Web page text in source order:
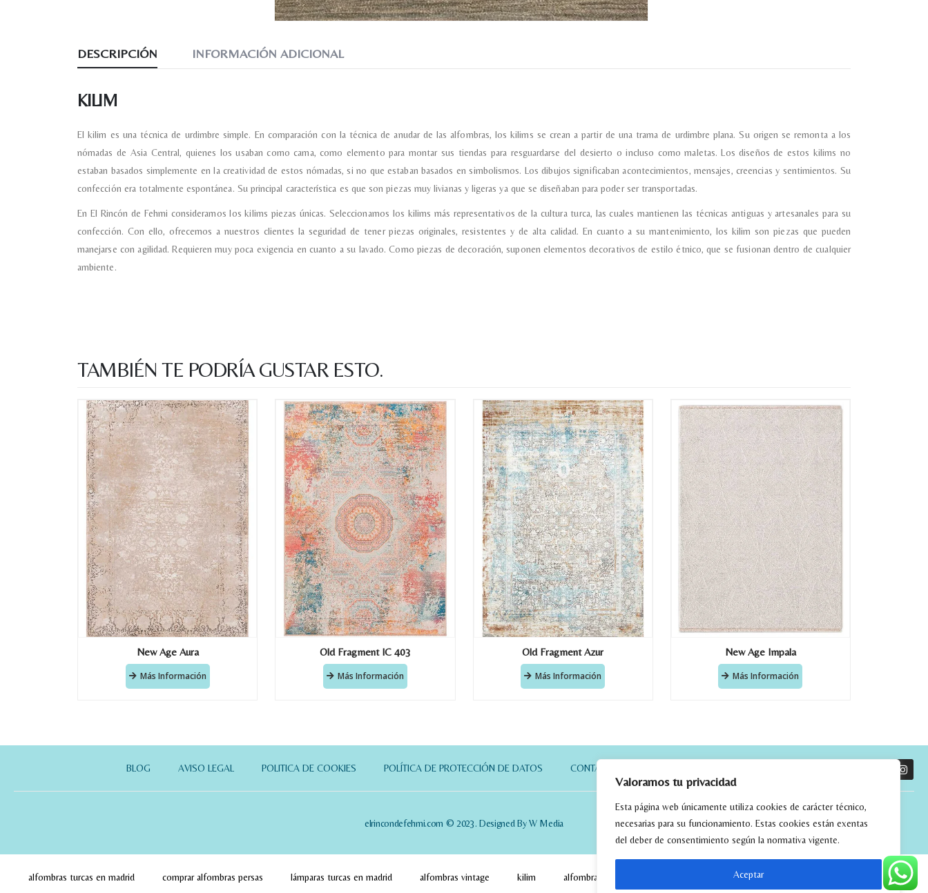
Valoramos tu privacidad
Esta página web únicamente utiliza cookies de carácter técnico,
necesarias para su funcionamiento. Estas cookies están exentas
del deber de consentimiento según la normativa vigente.
Aceptar
DESCRIPCIÓN INFORMACIÓN ADICIONAL
KILIM
El kilim es una técnica de urdimbre simple. En comparación con la técnica de anudar de las alfombras, los kilims se crean a partir de una trama de urdimbre plana. Su origen se remonta a los
nómadas de Asia Central, quienes los usaban como cama, como elemento para montar sus tiendas para resguardarse del desierto o incluso como maletas. Los diseños de estos kilims no
estaban basados simplemente en la creatividad de estos nómadas, si no que estaban basados en simbolismos. Los dibujos significaban acontecimientos, mensajes, creencias y sentimientos. Su
confección era totalmente espontánea. Su principal característica es que son piezas muy livianas y ligeras ya que se diseñaban para poder ser transportadas.
En El Rincón de Fehmi consideramos los kilims piezas únicas. Seleccionamos los kilims más representativos de la cultura turca, las cuales mantienen las técnicas antiguas y artesanales para su
confección. Con ello, ofrecemos a nuestros clientes la seguridad de tener piezas originales, resistentes y de alta calidad. En cuanto a su mantenimiento, los kilim son piezas que pueden
manejarse con agilidad. Requieren muy poca exigencia en cuanto a su lavado. Como piezas de decoración, suponen elementos decorativos de estilo étnico, que se fusionan dentro de cualquier
ambiente.
TAMBIÉN TE PODRÍA GUSTAR ESTO.
New Age Aura
Más Información
Old Fragment IC 403
Más Información
Old Fragment Azur
Más Información
New Age Impala
Más Información
BLOG AVISO LEGAL POLITICA DE COOKIES POLÍTICA DE PROTECCIÓN DE DATOS CONTACTO
elrincondefehmi.com © 2023. Designed By W Media
alfombras turcas en madrid comprar alfombras persas lámparas turcas en madrid alfombras vintage kilim alfombras patchwork alfombras kilim madrid alfombras modernas madrid